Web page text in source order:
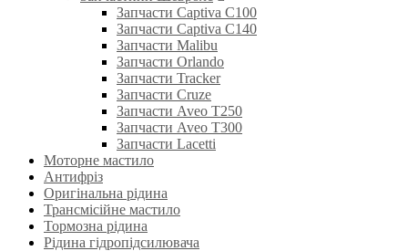
Запчасти Captiva C100
Запчасти Captiva C140
Запчасти Malibu
Запчасти Orlando
Запчасти Tracker
Запчасти Cruze
Запчасти Aveo T250
Запчасти Aveo T300
Запчасти Lacetti
Моторне мастило
Антифріз
Оригінальна рідина
Трансмісійне мастило
Тормозна рідина
Рідина гідропідсилювача